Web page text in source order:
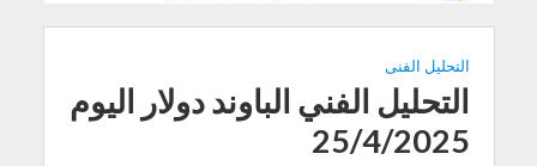
التحليل الفنى
التحليل الفني الباوند دولار اليوم
25/4/2025